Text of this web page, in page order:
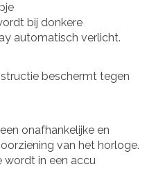
bij donkere
automatisch verlicht.
beschermt tegen
onafhankelijke en
van het horloge.
wordt in een accu